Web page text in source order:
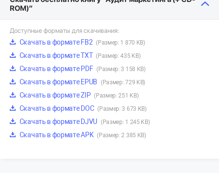
ROM)”
Доступные форматы для скачивания:
Скачать в формате FB2 (Размер: 1 870 KB)
Скачать в формате TXT (Размер: 435 KB)
Скачать в формате PDF (Размер: 3 158 KB)
Скачать в формате EPUB (Размер: 729 KB)
Скачать в формате ZIP (Размер: 251 KB)
Скачать в формате DOC (Размер: 3 673 KB)
Скачать в формате DJVU (Размер: 1 245 KB)
Скачать в формате APK (Размер: 2 385 KB)